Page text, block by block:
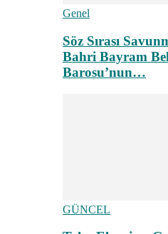
Genel
Söz Sırası
Bahri Bayram
Barosu’nun…
GÜNCEL